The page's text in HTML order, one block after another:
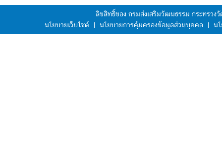
ลิขสิทธิ์ของ กรมส่งเสริมวัฒนธรรม กระทรว
นโยบายเว็บไซต์
| นโยบายการคุ้มครองข้อมูลส่วนบุคคล | น